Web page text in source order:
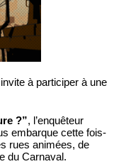
à participer à une
?”, l’enquêteur
embarque cette fois-
rues animées, de
du Carnaval.